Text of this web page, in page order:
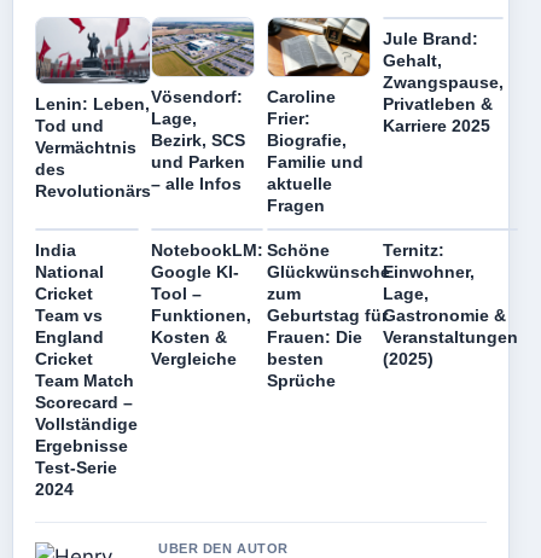
Lenin: Leben,
Tod und
Vermächtnis
des
Revolutionärs
Vösendorf:
Lage,
Bezirk, SCS
und Parken
– alle Infos
Caroline
Frier:
Biografie,
Familie und
aktuelle
Fragen
Jule Brand:
Gehalt,
Zwangspause,
Privatleben &
Karriere 2025
India
National
Cricket
Team vs
England
Cricket
Team Match
Scorecard –
Vollständige
Ergebnisse
Test-Serie
2024
NotebookLM:
Google KI-
Tool –
Funktionen,
Kosten &
Vergleiche
Schöne
Glückwünsche
zum
Geburtstag für
Frauen: Die
besten
Sprüche
Ternitz:
Einwohner,
Lage,
Gastronomie &
Veranstaltungen
(2025)
UBER DEN AUTOR